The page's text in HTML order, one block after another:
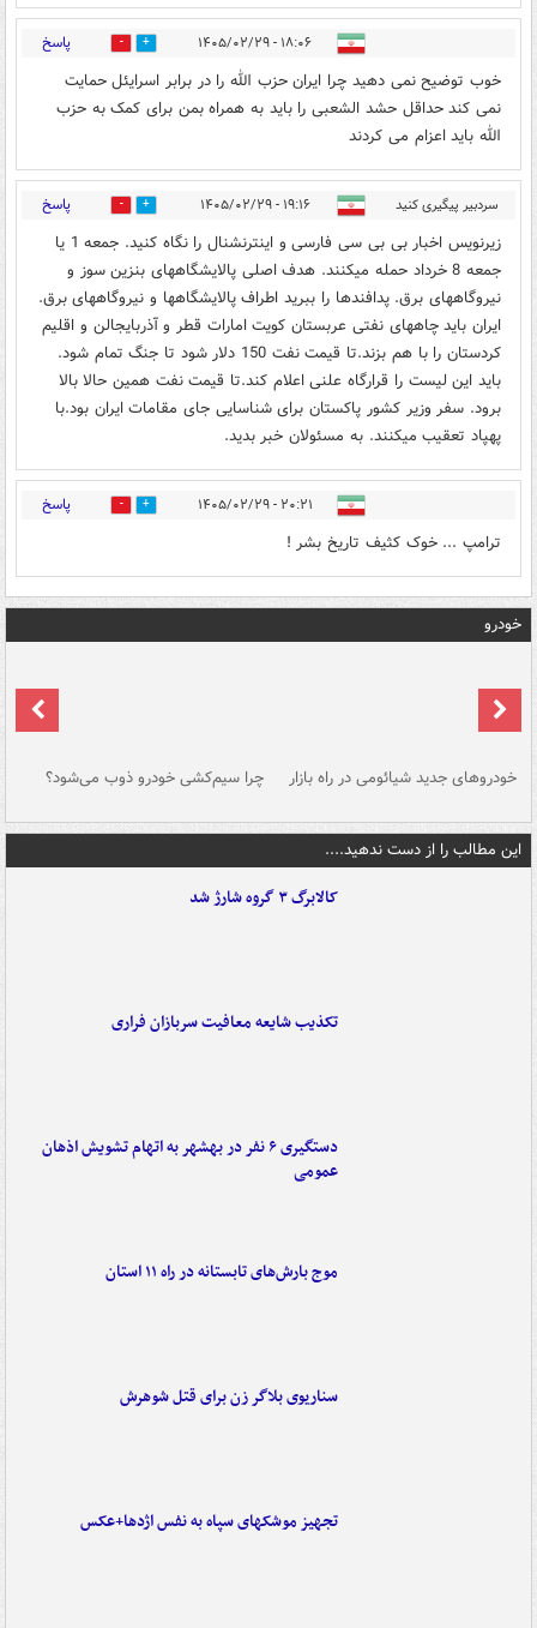
۱۸:۰۶ - ۱۴۰۵/۰۲/۲۹ 0 پاسخ
خوب توضیح نمی دهید چرا ایران حزب الله را در برابر اسرایئل حمایت
نمی کند حداقل حشد الشعبی را باید به همراه بمن برای کمک به حزب
الله باید اعزام می کردند
سردبیر پیگیری کنید ۱۹:۱۶ - ۱۴۰۵/۰۲/۲۹ 0 پاسخ
زیرنویس اخبار بی بی سی فارسی و اینترنشنال را نگاه کنید. جمعه 1 یا
جمعه 8 خرداد حمله میکنند. هدف اصلی پالایشگاههای بنزین سوز و
نیروگاههای برق. پدافندها را ببرید اطراف پالایشگاهها و نیروگاههای برق.
ایران باید چاههای نفتی عربستان کویت امارات قطر و آذربایجالن و اقلیم
کردستان را با هم بزند.تا قیمت نفت 150 دلار شود تا جنگ تمام شود.
باید این لیست را قرارگاه علنی اعلام کند.تا قیمت نفت همین حالا بالا
برود. سفر وزیر کشور پاکستان برای شناسایی جای مقامات ایران بود.با
پهپاد تعقیب میکنند. به مسئولان خبر بدید.
۲۰:۲۱ - ۱۴۰۵/۰۲/۲۹ 1 پاسخ
ترامپ ... خوک کثیف تاریخ بشر !
خودرو
خودروهای جدید شیائومی در راه بازار چرا سیم‌کشی خودرو ذوب می‌شود؟
این مطالب را از دست ندهید....
کالابرگ ۳ گروه شارژ شد
تکذیب شایعه معافیت سربازان فراری
دستگیری ۶ نفر در بهشهر به اتهام تشویش اذهان
عمومی
موج بارش‌های تابستانه در راه ۱۱ استان
سناریوی بلاگر زن برای قتل شوهرش
تجهیز موشکهای سپاه به نفس اژدها+عکس